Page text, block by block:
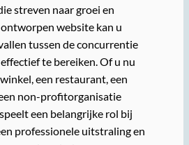
streven naar groei en
ontworpen website kan u
tussen de concurrentie
te bereiken. Of u nu
een restaurant, een
non-profitorganisatie
een belangrijke rol bij
professionele uitstraling en